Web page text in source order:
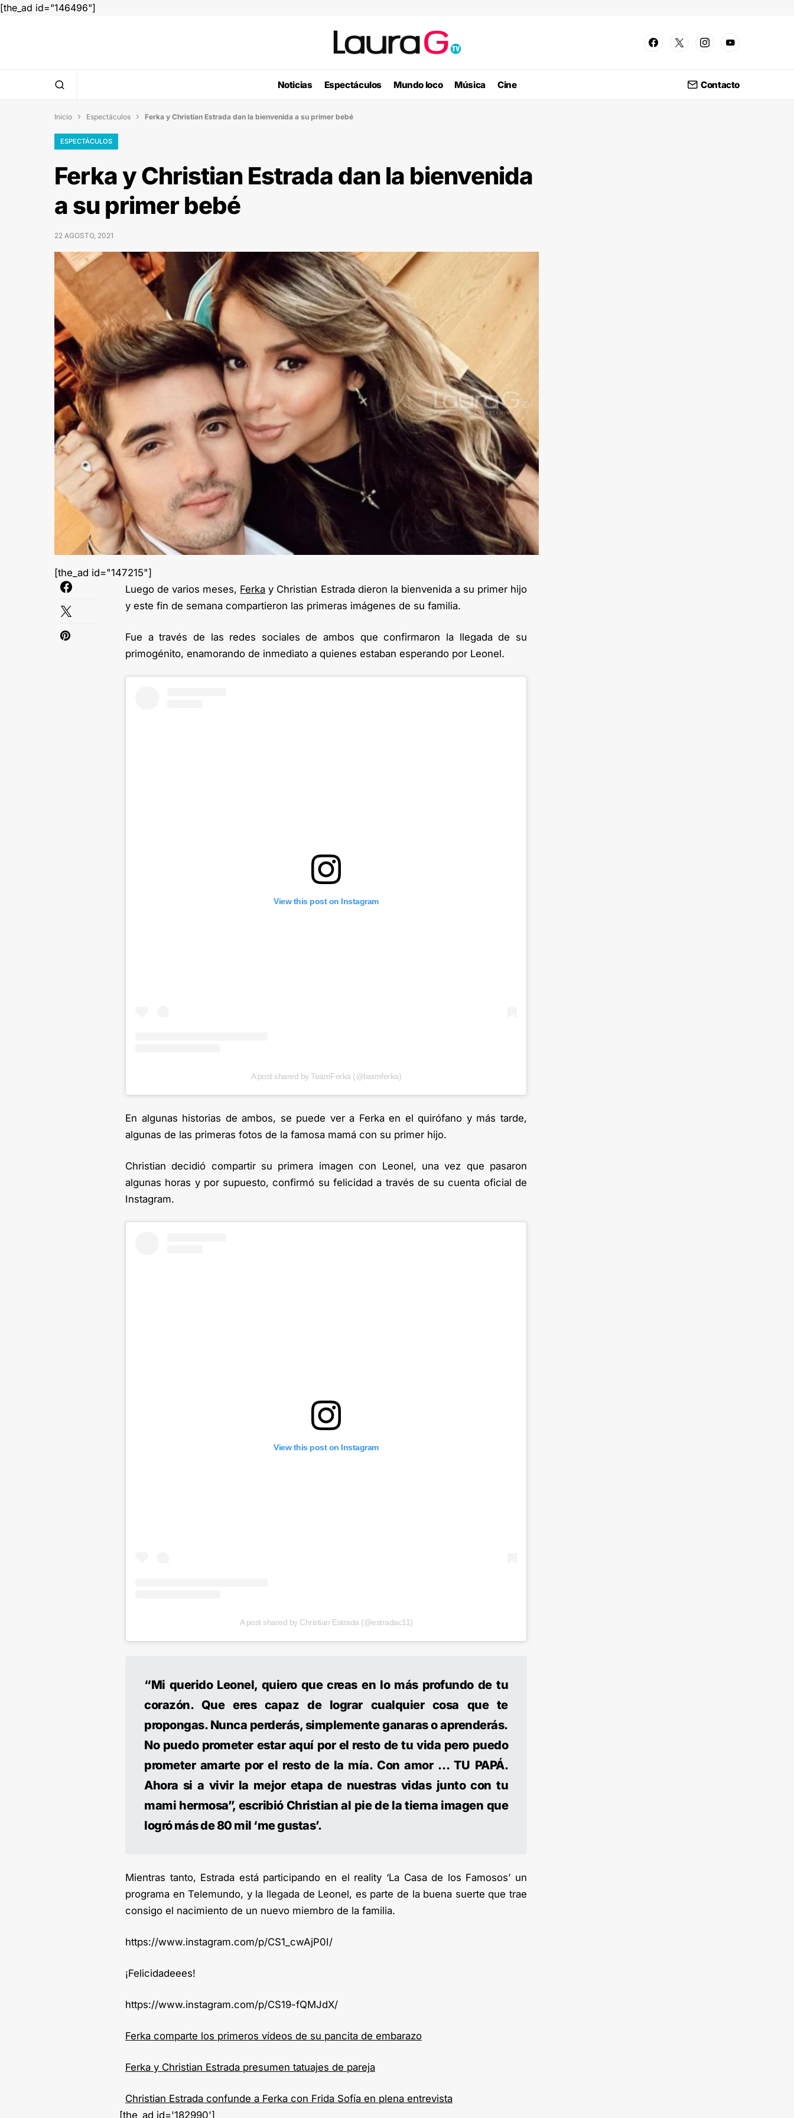
[the_ad id="146496"]
Noticias Espectáculos Mundo loco Música Cine Contacto
Inicio  Espectáculos  Ferka y Christian Estrada dan la bienvenida a su primer bebé
ESPECTÁCULOS
Ferka y Christian Estrada dan la bienvenida
a su primer bebé
22 AGOSTO, 2021
[the_ad id="147215"]
Luego de varios meses, Ferka y Christian Estrada dieron la bienvenida a su primer hijo
y este fin de semana compartieron las primeras imágenes de su familia.
Fue a través de las redes sociales de ambos que confirmaron la llegada de su
primogénito, enamorando de inmediato a quienes estaban esperando por Leonel.
View this post on Instagram
A post shared by TeamFerka (@teamferka)
En algunas historias de ambos, se puede ver a Ferka en el quirófano y más tarde,
algunas de las primeras fotos de la famosa mamá con su primer hijo.
Christian decidió compartir su primera imagen con Leonel, una vez que pasaron
algunas horas y por supuesto, confirmó su felicidad a través de su cuenta oficial de
Instagram.
View this post on Instagram
A post shared by Christian Estrada (@estradac11)
“Mi querido Leonel, quiero que creas en lo más profundo de tu
corazón. Que eres capaz de lograr cualquier cosa que te
propongas. Nunca perderás, simplemente ganaras o aprenderás.
No puedo prometer estar aquí por el resto de tu vida pero puedo
prometer amarte por el resto de la mía. Con amor … TU PAPÁ.
Ahora si a vivir la mejor etapa de nuestras vidas junto con tu
mami hermosa”, escribió Christian al pie de la tierna imagen que
logró más de 80 mil ‘me gustas’.
Mientras tanto, Estrada está participando en el reality ‘La Casa de los Famosos’ un
programa en Telemundo, y la llegada de Leonel, es parte de la buena suerte que trae
consigo el nacimiento de un nuevo miembro de la familia.
https://www.instagram.com/p/CS1_cwAjP0I/
¡Felicidadeees!
https://www.instagram.com/p/CS19-fQMJdX/
Ferka comparte los primeros vídeos de su pancita de embarazo
Ferka y Christian Estrada presumen tatuajes de pareja
Christian Estrada confunde a Ferka con Frida Sofía en plena entrevista
[the_ad id='182990']